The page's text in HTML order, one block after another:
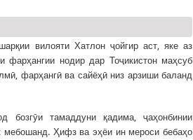
вилояти Хатлон ҷойгир аст, яке аз
фарҳангии нодир дар Тоҷикистон маҳсуб
фарҳангӣ ва сайёҳӣ низ арзиши баланд
бозгӯи тамаддуни қадима, ҷаҳонбинии
мебошанд. Ҳифз ва эҳёи ин мероси бебаҳо